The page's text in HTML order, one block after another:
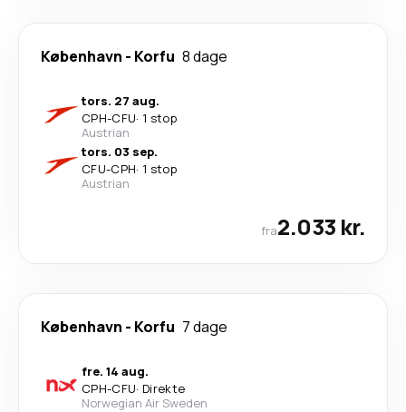
København - Korfu 8 dage
tors. 27 aug.
CPH-CFU· 1 stop
Austrian
tors. 03 sep.
CFU-CPH· 1 stop
Austrian
fra2.033 kr.
København - Korfu 7 dage
fre. 14 aug.
CPH-CFU· Direkte
Norwegian Air Sweden